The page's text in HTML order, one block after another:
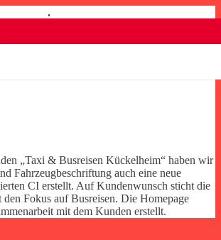
„Taxi & Busreisen Kückelheim“ haben wir
Fahrzeugbeschriftung auch eine neue
CI erstellt. Auf Kundenwunsch sticht die
den Fokus auf Busreisen. Die Homepage
mit dem Kunden erstellt.
Salzkotten • Webdesign
• veredelte
für Kleintiere • Visitenkarten